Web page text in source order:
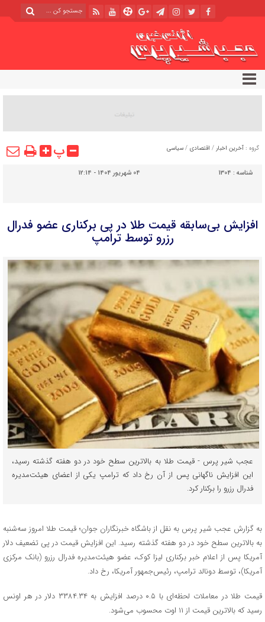
گروه : آخرین اخبار / اقتصادی / سیاسی پ
شناسه : 1304 04 شهریور 1404 - 12:14
افزایش بی‌سابقه قیمت طلا در پی برکناری عضو فدرال
رزرو توسط ترامپ
عجب شیر پرس - قیمت طلا به بالاترین سطح خود در دو هفته گذشته رسید،
این افزایش ناگهانی پس از آن رخ داد که ترامپ یکی از اعضای هیئت‌مدیره
فدرال رزرو را برکنار کرد.
به گزارش عجب شیر پرس به نقل از باشگاه خبرنگاران جوان؛ قیمت طلا امروز سه‌شنبه
به بالاترین سطح خود در دو هفته گذشته رسید. این افزایش قیمت در پی تضعیف دلار
آمریکا پس از اعلام خبر برکناری لیزا کوک، عضو هیئت‌مدیره فدرال رزرو (بانک مرکزی
آمریکا)، توسط دونالد ترامپ، رئیس‌جمهور آمریکا، رخ داد.
قیمت طلا در معاملات لحظه‌ای با ۰.۵ درصد افزایش به ۳۳۸۴.۳۴ دلار در هر اونس
رسید که بالاترین قیمت از ۱۱ اوت محسوب می‌شود.